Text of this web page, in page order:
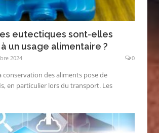
eutectiques sont-elles
un usage alimentaire ?
2024 0
conservation des aliments pose de
en particulier lors du transport. Les